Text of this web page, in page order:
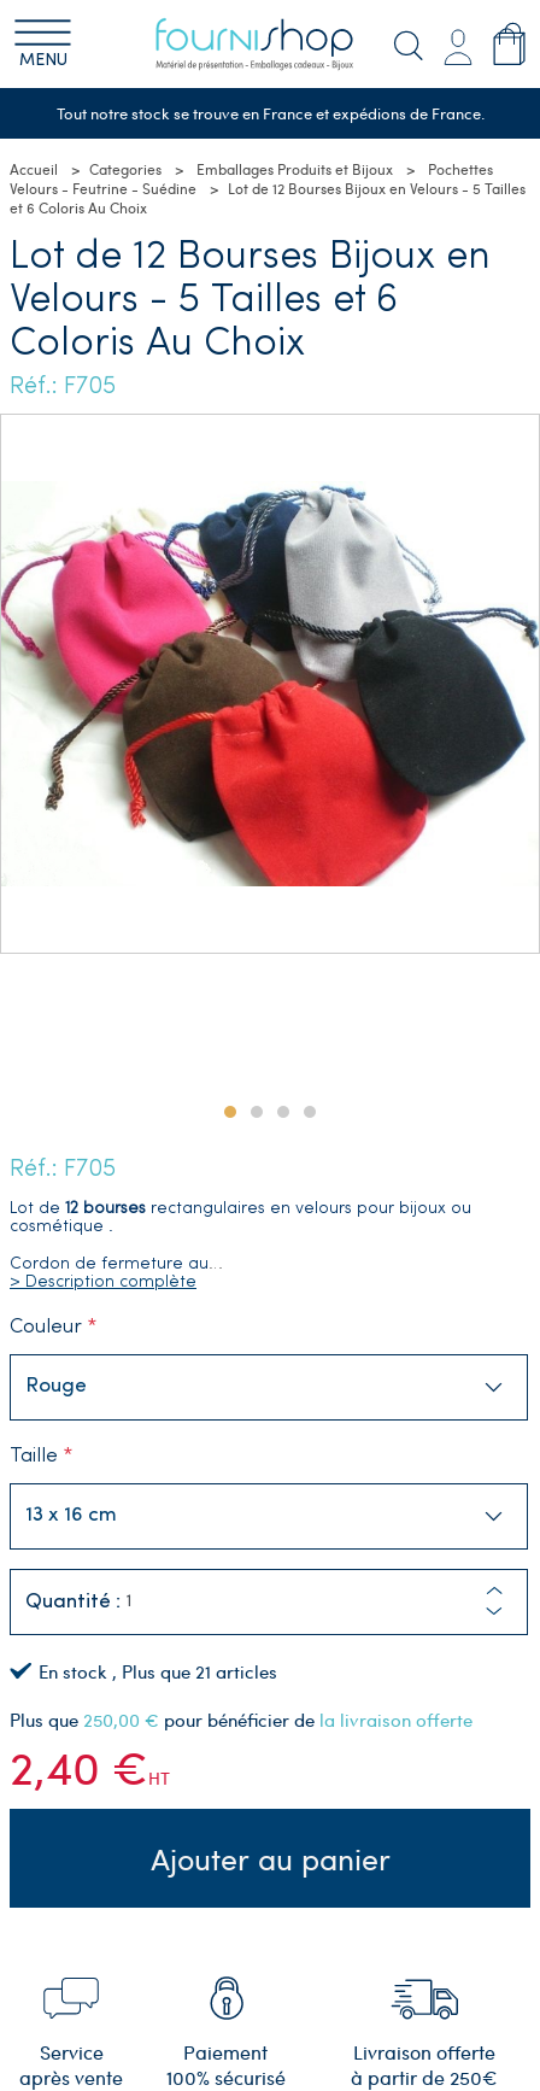
MENU
Tout notre stock se trouve en France et expédions de France.
Accueil Categories Emballages Produits et Bijoux
Pochettes
Velours - Feutrine - Suédine
Lot de 12 Bourses Bijoux en Velours - 5 Tailles
et 6 Coloris Au Choix
Lot de 12 Bourses Bijoux en
Velours - 5 Tailles et 6
Coloris Au Choix
Réf.: F705
Réf.: F705
Lot de 12 bourses rectangulaires en velours pour bijoux ou
cosmétique .
Cordon de fermeture au…
> Description complète
Couleur
Taille
Quantité :
En stock , Plus que 21 articles
Plus que 250,00 € pour bénéficier de la livraison offerte
2,40 €HT
Ajouter au panier
Service
après vente
Paiement
100% sécurisé
Livraison offerte
à partir de 250€